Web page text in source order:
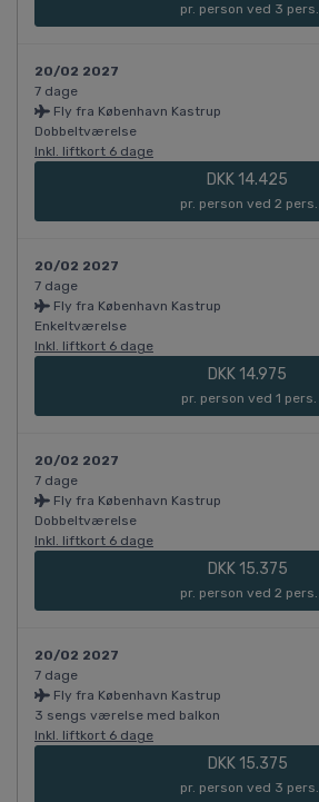
pr. person ved 3 pers.
20/02 2027
7 dage
Fly fra København Kastrup
Dobbeltværelse
Inkl. liftkort 6 dage
DKK 14.425
pr. person ved 2 pers.
20/02 2027
7 dage
Fly fra København Kastrup
Enkeltværelse
Inkl. liftkort 6 dage
DKK 14.975
pr. person ved 1 pers.
20/02 2027
7 dage
Fly fra København Kastrup
Dobbeltværelse
Inkl. liftkort 6 dage
DKK 15.375
pr. person ved 2 pers.
20/02 2027
7 dage
Fly fra København Kastrup
3 sengs værelse med balkon
Inkl. liftkort 6 dage
DKK 15.375
pr. person ved 3 pers.